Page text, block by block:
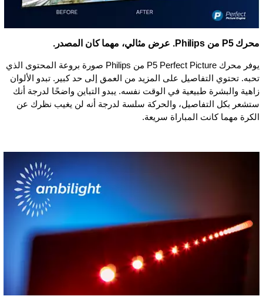
محرك P5 من Philips. عرض مثالي، مهما كان المصدر.
يوفر محرك P5 Perfect Picture من Philips صورة بروعة المحتوى الذي
تحبه. تحتوي التفاصيل على المزيد من العمق إلى حد كبير. تبدو الألوان
زاهية والبشرة طبيعية في الوقت نفسه. يبدو التباين واضحًا لدرجة أنك
ستشعر بكل التفاصيل، والحركة سلسة لدرجة أنه لن يغيب نظرك عن
الكرة مهما كانت المباراة سريعة.